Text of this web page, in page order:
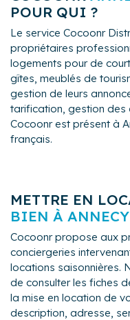
POUR QUI ?
Le service Cocoonr
propriétaires
logements pour de
gîtes, meublés de
gestion de leurs
tarification, gestion des
Cocoonr est présent à
français.
METTRE EN
BIEN À ANNECY
Cocoonr propose aux
conciergeries
locations saisonnières.
de consulter les fiches
la mise en location de
description, adresse,